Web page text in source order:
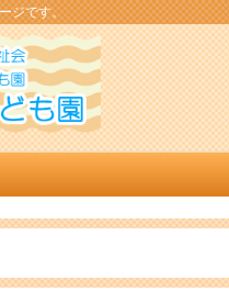
ジです。